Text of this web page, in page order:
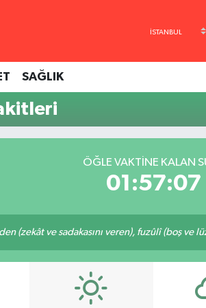
SAĞLIK
ÖĞLE VAKTINE KALAN
01:57:07
(zekât ve sadakasını veren), fuzûlî (boş